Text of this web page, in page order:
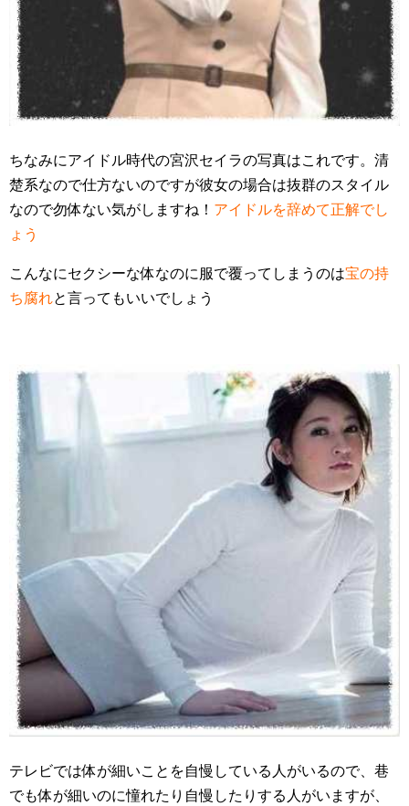
ちなみにアイドル時代の宮沢セイラの写真はこれです。清
楚系なので仕方ないのですが彼女の場合は抜群のスタイル
なので勿体ない気がしますね！ アイドルを辞めて正解でし
ょう
こんなにセクシーな体なのに服で覆ってしまうのは宝の持
ち腐れと言ってもいいでしょう
テレビでは体が細いことを自慢している人がいるので、巷
でも体が細いのに憧れたり自慢したりする人がいますが、